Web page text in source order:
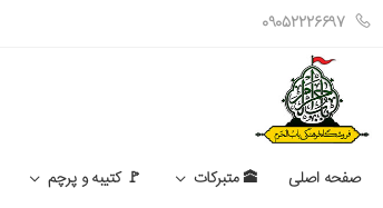
09052226697
صفحه اصلی 🕋 متبرکات 🚩 کتیبه و پرچم